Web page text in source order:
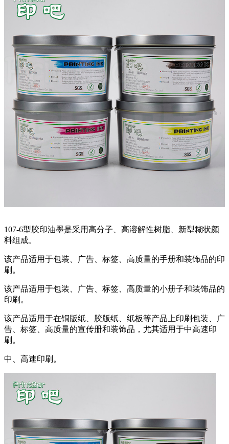
107-6型胶印油墨是采用高分子、高溶解性树脂、新型糊状颜
料组成。
该产品适用于包装、广告、标签、高质量的手册和装饰品的印
刷。
该产品适用于包装、广告、标签、高质量的小册子和装饰品的
印刷。
该产品适用于在铜版纸、胶版纸、纸板等产品上印刷包装、广
告、标签、高质量的宣传册和装饰品，尤其适用于中高速印
刷。
中、高速印刷。